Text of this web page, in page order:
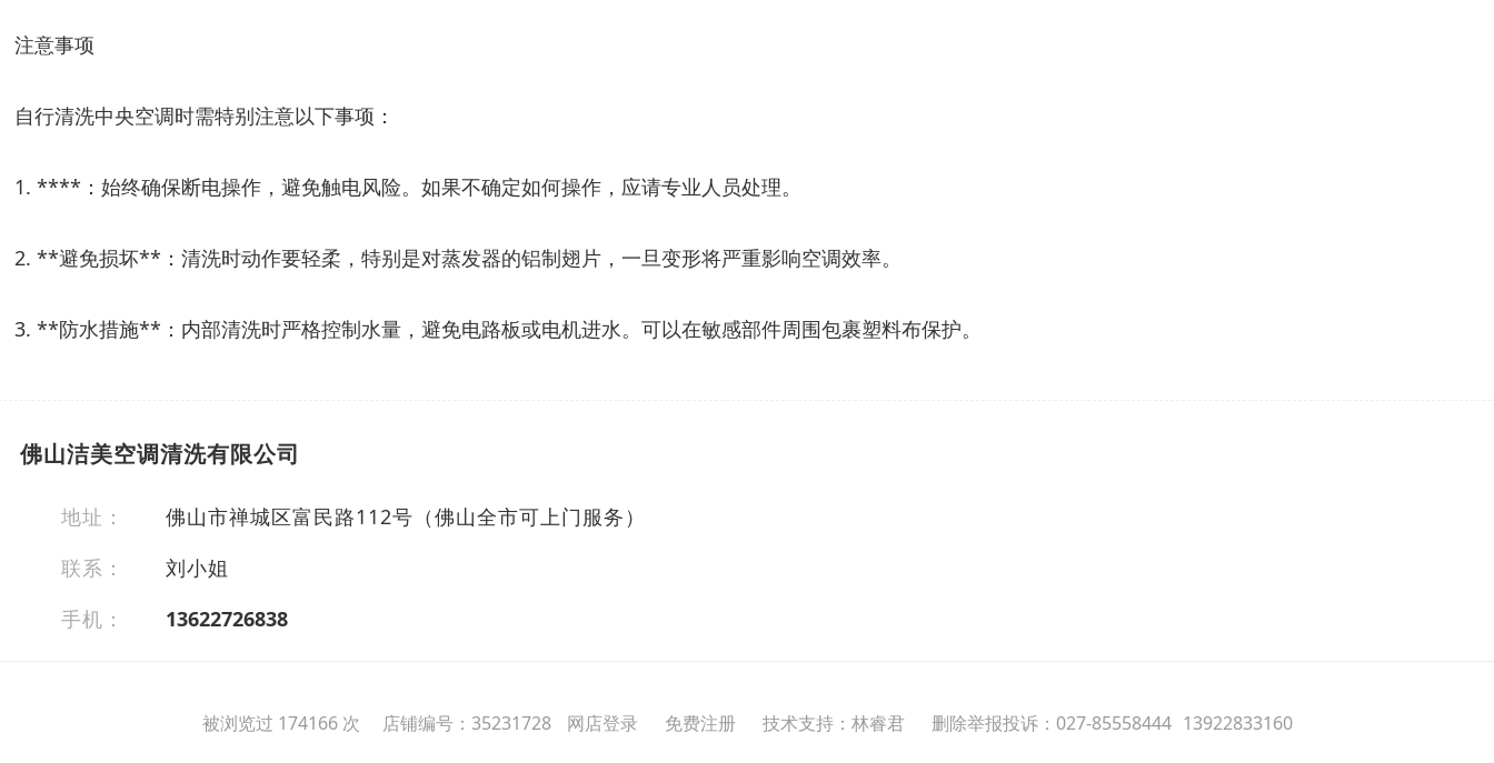
注意事项
自行清洗中央空调时需特别注意以下事项：
1. ****：始终确保断电操作，避免触电风险。如果不确定如何操作，应请专业人员处理。
2. **避免损坏**：清洗时动作要轻柔，特别是对蒸发器的铝制翅片，一旦变形将严重影响空调效率。
3. **防水措施**：内部清洗时严格控制水量，避免电路板或电机进水。可以在敏感部件周围包裹塑料布保护。
佛山洁美空调清洗有限公司
地址：
佛山市禅城区富民路112号（佛山全市可上门服务）
联系：
刘小姐
手机：
13622726838
被浏览过 174166 次 店铺编号：35231728 网店登录 免费注册 技术支持：林睿君 删除举报投诉：027-85558444 13922833160